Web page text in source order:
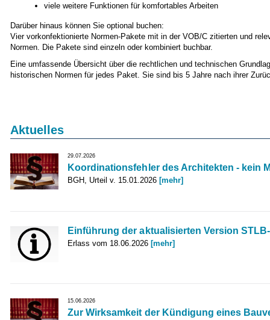
viele weitere Funktionen für komfortables Arbeiten
Darüber hinaus können Sie optional buchen:
Vier vorkonfektionierte Normen-Pakete mit in der VOB/C zitierten und
Normen. Die Pakete sind einzeln oder kombiniert buchbar.
Eine umfassende Übersicht über die rechtlichen und technischen
historischen Normen für jedes Paket. Sie sind bis 5 Jahre nach ihrer
Aktuelles
29.07.2026
Koordinationsfehler des Architekten - kein
BGH, Urteil v. 15.01.2026 [mehr]
Einführung der aktualisierten Version
Erlass vom 18.06.2026 [mehr]
15.06.2026
Zur Wirksamkeit der Kündigung eines